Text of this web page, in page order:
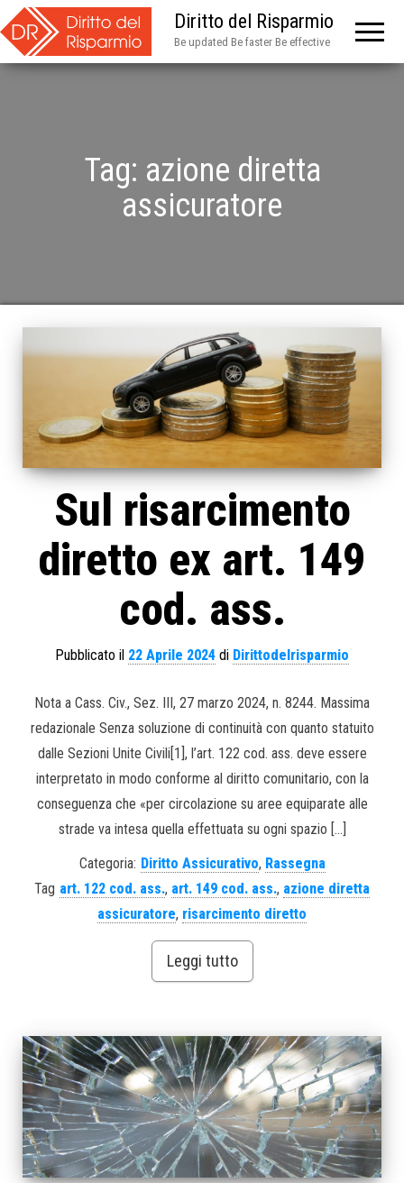
Diritto del Risparmio
Be updated Be faster Be effective
Tag: azione diretta
assicuratore
Sul risarcimento
diretto ex art. 149
cod. ass.
Pubblicato il 22 Aprile 2024 di Dirittodelrisparmio
Nota a Cass. Civ., Sez. III, 27 marzo 2024, n. 8244. Massima
redazionale Senza soluzione di continuità con quanto statuito
dalle Sezioni Unite Civili[1], l’art. 122 cod. ass. deve essere
interpretato in modo conforme al diritto comunitario, con la
conseguenza che «per circolazione su aree equiparate alle
strade va intesa quella effettuata su ogni spazio […]
Categoria: Diritto Assicurativo, Rassegna
Tag art. 122 cod. ass., art. 149 cod. ass., azione diretta
assicuratore, risarcimento diretto
Leggi tutto